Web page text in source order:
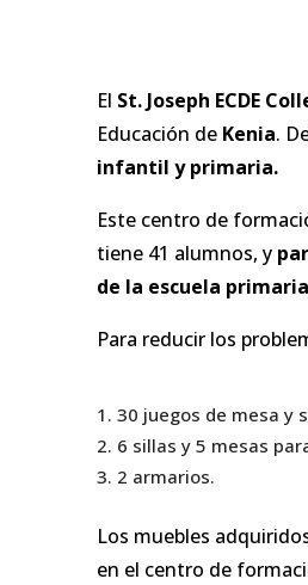
El St. Joseph ECDE
Educación de Kenia.
infantil y primaria.
Este centro de
tiene 41 alumnos, y
de la escuela primaria
Para reducir los
30 juegos de mesa y
6 sillas y 5 mesas
2 armarios.
Los muebles
en el centro de